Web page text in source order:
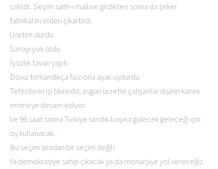
satıldı.. Seçim sath-ı mailine girdikten sonra da şeker
fabrikaları elden çıkartıldı.
Üretim durdu.
Sanayi yok oldu.
İşsizlik tavan yaptı.
Döviz tırmandıkça faiz ona ayak uydurdu.
Tefecilerin işi tıkırında; asgari ücretle çalışanlar dişinin kanını
emmeye devam ediyor.
Ve 96 saat sonra Türkiye sandık başına gidecek geleceği için
oy kullanacak…
Bu seçim sıradan bir seçim değil!
Ya demokrasiye sahip çıkacak ya da monarşiye yol vereceğiz.